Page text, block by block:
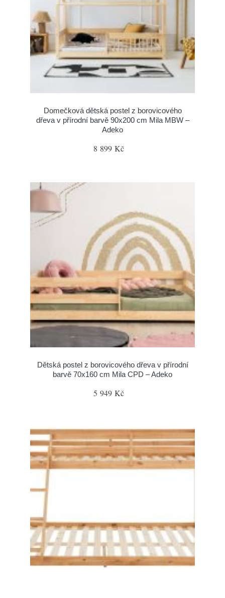
Domečková dětská postel z borovicového
dřeva v přírodní barvě 90x200 cm Mila MBW –
Adeko
8 899 Kč
Dětská postel z borovicového dřeva v přírodní
barvě 70x160 cm Mila CPD – Adeko
5 949 Kč